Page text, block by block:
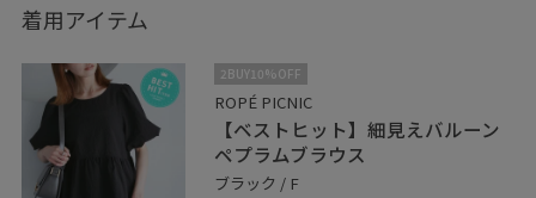
着用アイテム
2BUY10%OFF
ROPÉ PICNIC
【ベストヒット】細見えバルーン
ペプラムブラウス
ブラック / F